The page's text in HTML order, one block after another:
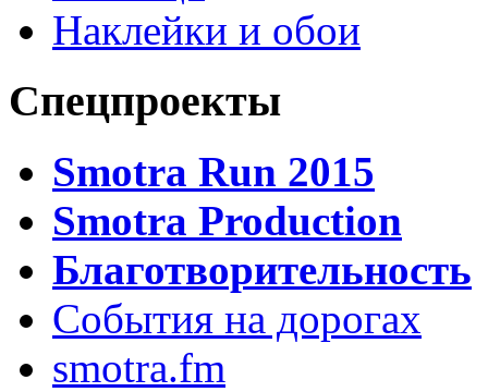
Наклейки и обои
Спецпроекты
Smotra Run 2015
Smotra Production
Благотворительность
События на дорогах
smotra.fm